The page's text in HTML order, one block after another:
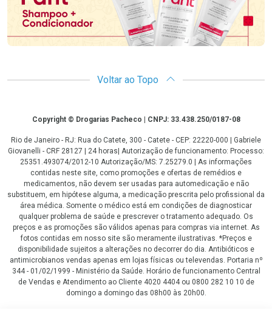
Voltar ao Topo
CopyrightCopyright © Drogarias Pacheco | CNPJ: 33.438.250/0187-08
Rio de Janeiro - RJ: Rua do Catete, 300 - Catete - CEP: 22220-000 | Gabriele
Giovanelli - CRF 28127 | 24 horas| Autorização de funcionamento: Processo:
25351.493074/2012-10 Autorização/MS: 7.25279.0 | As informações
contidas neste site, como promoções e ofertas de remédios e
medicamentos, não devem ser usadas para automedicação e não
substituem, em hipótese alguma, a medicação prescrita pelo profissional da
área médica. Somente o médico está em condições de diagnosticar
qualquer problema de saúde e prescrever o tratamento adequado. Os
preços e as promoções são válidos apenas para compras via internet. As
fotos contidas em nosso site são meramente ilustrativas. *Preços e
disponibilidade sujeitos a alterações no decorrer do dia. Antibióticos e
antimicrobianos vendas apenas em lojas físicas ou televendas. Portaria nº
344 - 01/02/1999 - Ministério da Saúde. Horário de funcionamento Central
de Vendas e Atendimento ao Cliente 4020 4404 ou 0800 282 10 10 de
domingo a domingo das 08h00 às 20h00.